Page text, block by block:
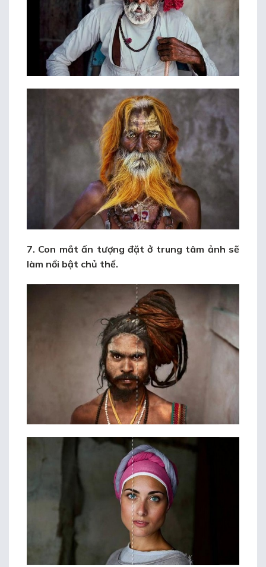
7. Con mắt ấn tượng đặt ở trung tâm ảnh sẽ
làm nổi bật chủ thể.